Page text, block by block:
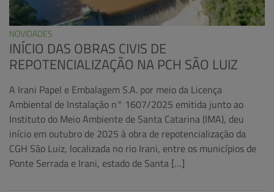
NOVIDADES
INÍCIO DAS OBRAS CIVIS DE
REPOTENCIALIZAÇÃO NA PCH SÃO LUIZ
A Irani Papel e Embalagem S.A. por meio da Licença
Ambiental de Instalação n° 1607/2025 emitida junto ao
Instituto do Meio Ambiente de Santa Catarina (IMA), deu
início em outubro de 2025 à obra de repotencialização da
CGH São Luiz, localizada no rio Irani, entre os municípios de
Ponte Serrada e Irani, estado de Santa […]